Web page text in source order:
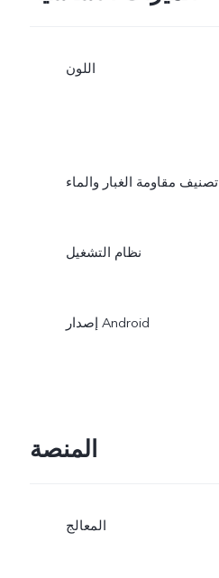
اللون
تصنيف مقاومة الغبار والماء
نظام التشغيل
إصدار Android
المنصة
المعالج